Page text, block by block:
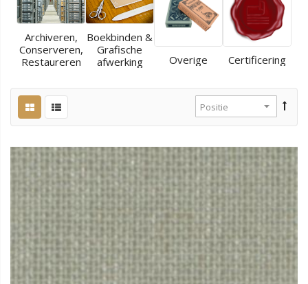
Archiveren,
Conserveren,
Restaureren
Boekbinden &
Grafische
afwerking
Overige Certificering